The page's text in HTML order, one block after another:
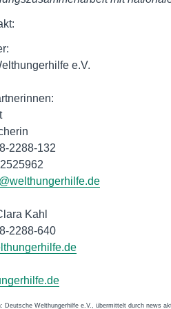
e.V.
2288-132
Kahl
2288-640
Deutsche Welthungerhilfe e.V., übermittelt durch news